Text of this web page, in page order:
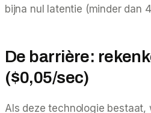
bijna nul latentie (minder dan
De barrière:
($0,05/sec)
Als deze technologie bestaat,